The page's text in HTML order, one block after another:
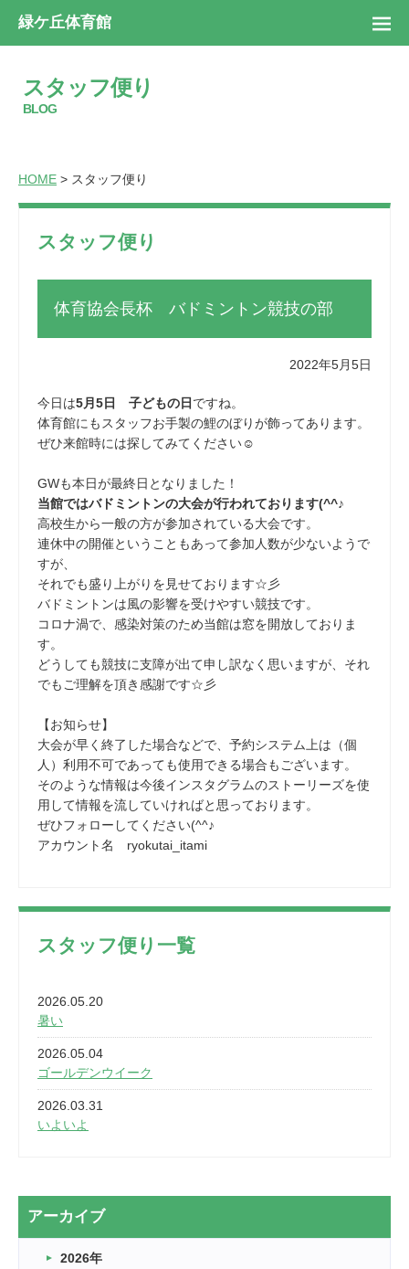
緑ケ丘体育館
スタッフ便り
BLOG
HOME > スタッフ便り
スタッフ便り
体育協会長杯 バドミントン競技の部
2022年5月5日
今日は5月5日 子どもの日 ですね。
体育館にもスタッフお手製の鯉のぼりが飾ってあります。
ぜひ来館時には探してみてください☺
GWも本日が最終日となりました！
当館ではバドミントンの大会が行われております(^^♪
高校生から一般の方が参加されている大会です。
連休中の開催ということもあって参加人数が少ないようで
すが、
それでも盛り上がりを見せております☆彡
バドミントンは風の影響を受けやすい競技です。
コロナ渦で、感染対策のため当館は窓を開放しておりま
す。
どうしても競技に支障が出て申し訳なく思いますが、それ
でもご理解を頂き感謝です☆彡
【お知らせ】
大会が早く終了した場合などで、予約システム上は（個
人）利用不可であっても使用できる場合もございます。
そのような情報は今後インスタグラムのストーリーズを使
用して情報を流していければと思っております。
ぜひフォローしてください(^^♪
アカウント名 ryokutai_itami
スタッフ便り一覧
2026.05.20
暑い
2026.05.04
ゴールデンウイーク
2026.03.31
いよいよ
2026.03.20
なぎなた
2026.03.16
アーカイブ
2026年